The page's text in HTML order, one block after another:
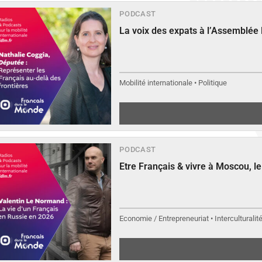
PODCAST
La voix des expats à
Mobilité internationale • Politique
PODCAST
Etre Français & vivre à Moscou,
Economie / Entrepreneuriat •